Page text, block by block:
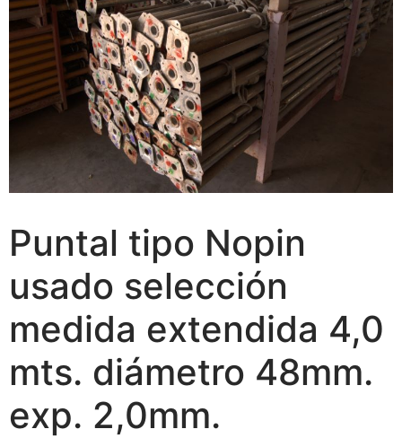
Puntal tipo Nopin
usado selección
medida extendida 4,0
mts. diámetro 48mm.
exp. 2,0mm.